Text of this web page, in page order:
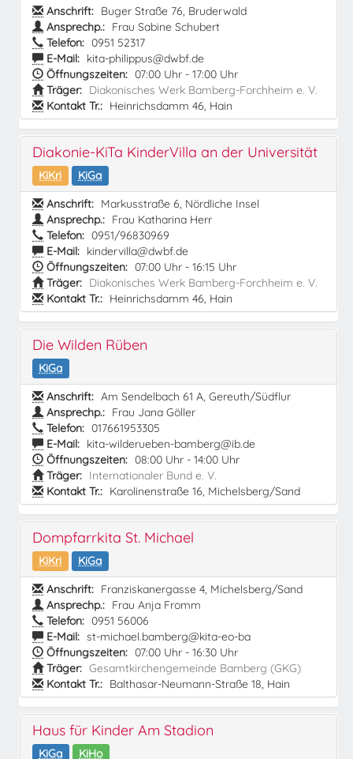
Anschrift: Buger Straße 76, Bruderwald
Ansprechp.: Frau Sabine Schubert
Telefon: 0951 52317
E-Mail: kita-philippus@dwbf.de
Öffnungszeiten: 07:00 Uhr - 17:00 Uhr
Träger: Diakonisches Werk Bamberg-Forchheim e. V.
Kontakt Tr.: Heinrichsdamm 46, Hain
Diakonie-KiTa KinderVilla an der Universität
KiKri
KiGa
Anschrift: Markusstraße 6, Nördliche Insel
Ansprechp.: Frau Katharina Herr
Telefon: 0951/96830969
E-Mail: kindervilla@dwbf.de
Öffnungszeiten: 07:00 Uhr - 16:15 Uhr
Träger: Diakonisches Werk Bamberg-Forchheim e. V.
Kontakt Tr.: Heinrichsdamm 46, Hain
Die Wilden Rüben
KiGa
Anschrift: Am Sendelbach 61 A, Gereuth/Südflur
Ansprechp.: Frau Jana Göller
Telefon: 017661953305
E-Mail: kita-wilderueben-bamberg@ib.de
Öffnungszeiten: 08:00 Uhr - 14:00 Uhr
Träger: Internationaler Bund e. V.
Kontakt Tr.: Karolinenstraße 16, Michelsberg/Sand
Dompfarrkita St. Michael
KiKri
KiGa
Anschrift: Franziskanergasse 4, Michelsberg/Sand
Ansprechp.: Frau Anja Fromm
Telefon: 0951 56006
E-Mail: st-michael.bamberg@kita-eo-ba
Öffnungszeiten: 07:00 Uhr - 16:30 Uhr
Träger: Gesamtkirchengemeinde Bamberg (GKG)
Kontakt Tr.: Balthasar-Neumann-Straße 18, Hain
Haus für Kinder Am Stadion
KiGa
KiHo